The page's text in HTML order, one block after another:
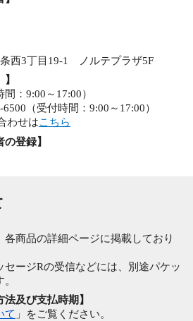
西3丁目19-1 ノルテプラザ5F
：9:00～17:00）
（受付時間：9:00～17:00）
わせはこちら
登録】
各商品の詳細ページに掲載しており
ージRの受信などには、別途パケッ
法及び支払時期】
て 」をご覧ください。